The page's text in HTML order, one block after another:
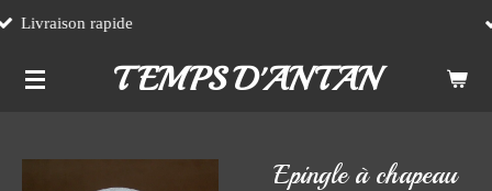
Passer
contenu
TEMPS D'ANTAN
Epingle à chapeau